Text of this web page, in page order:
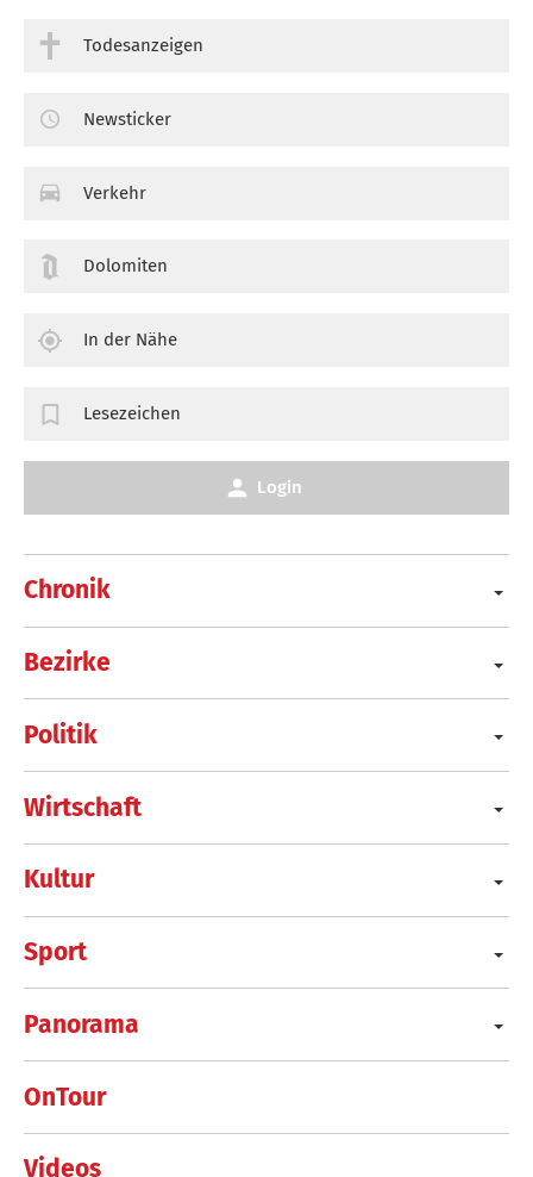
Chronik
Bezirke
Politik
Wirtschaft
Kultur
Sport
Panorama
OnTour
Videos
Todesanzeigen
Newsticker
Verkehr
Dolomiten
In der Nähe
Lesezeichen
Login